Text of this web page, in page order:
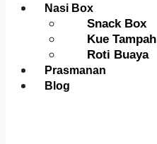
Nasi Box
Snack Box
Kue Tampah
Roti Buaya
Prasmanan
Blog